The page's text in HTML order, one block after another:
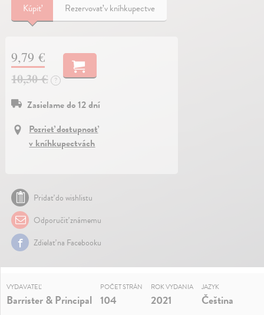
Kúpiť Rezervovať v kníhkupectve
9,79 €
10,30 €
?
Zasielame do 12 dní
Pozrieť dostupnosť
v kníhkupectvách
Pridať do wishlistu
Odporučiť známemu
Zdielať na Facebooku
VYDAVATEĽ
Barrister & Principal
POČET STRÁN
104
ROK VYDANIA
2021
JAZYK
Čeština